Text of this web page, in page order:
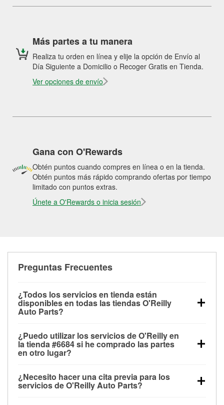
Más partes a tu manera
Realiza tu orden en línea y elije la opción de Envío al
Día Siguiente a Domicilio o Recoger Gratis en Tienda.
Ver opciones de envío
Gana con O'Rewards
Obtén puntos cuando compres en línea o en la tienda.
Obtén puntos más rápido comprando ofertas por tiempo
limitado con puntos extras.
Únete a O'Rewards o inicia sesión
Preguntas Frecuentes
¿Todos los servicios en tienda están
disponibles en todas las tiendas O'Reilly
Auto Parts?
las pruebas de batería, pruebas de alternador y
motor de arranque, revisión de la luz “Check Engine”
con O'Reilly VeriScan® e instalación de
limpiaparabrisas o bombillas, están disponibles en
todas las tiendas O'Reilly Auto Parts. La tienda
¿Puedo utilizar los servicios de O'Reilly en
la tienda #6684 si he comprado las partes
en otro lugar?
de O'Reilly Auto Parts que estén disponibles en la
tienda #6684 de Sheridan, OR aunque hayas
¿Necesito hacer una cita previa para los
servicios de O'Reilly Auto Parts?